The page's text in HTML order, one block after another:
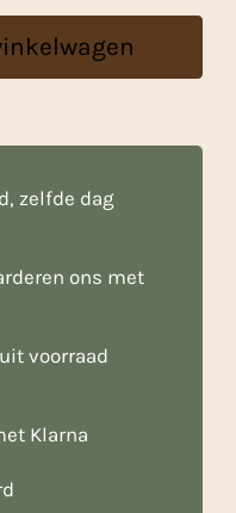
zelfde dag
ons met
voorraad
Klarna